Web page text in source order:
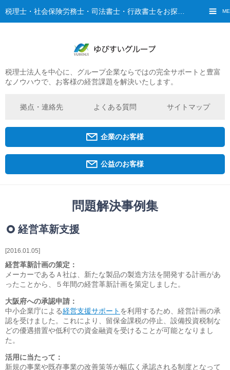
税理士法人を中心に、グループ企業ならではの完全サポートと豊富
なノウハウで、お客様の経営課題を解決いたします。
拠点・連絡先 よくある質問 サイトマップ
企業のお客様
公益のお客様
ご挨拶
グループ概要
ゆびすいのあゆみ
京都オフィス
相続・贈与・事業承継をお考えの方
医業経営者の方
寺院などの宗教法人経営者の方
認定こども園経営者の方
幼稚園・学校法人経営者の方
保育園経営者の方
介護事業者の方
介護専門チームからのお知らせ
問題解決事例集
2016.01.05
経営革新支援
経営革新計画の策定：
メーカーであるＡ社は、新たな製品の製造方法を開発する計画があ
ったことから、５年間の経営革新計画を策定しました。
大阪府への承認申請：
中小企業庁による経営支援サポート を利用するため、経営計画の承
認を受けました。これにより、留保金課税の停止、設備投資税制な
どの優遇措置や低利での資金融資を受けることが可能となりまし
た。
活用に当たって：
新規の事業や既存事業の改善策等が幅広く承認される制度となって